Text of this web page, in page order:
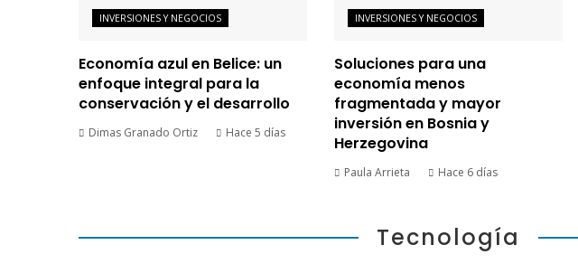
INVERSIONES Y NEGOCIOS
Economía azul en Belice: un
enfoque integral para la
conservación y el desarrollo
Dimas Granado Ortiz Hace 5 días
INVERSIONES Y NEGOCIOS
Soluciones para una
economía menos
fragmentada y mayor
inversión en Bosnia y
Herzegovina
Paula Arrieta Hace 6 días
Tecnología